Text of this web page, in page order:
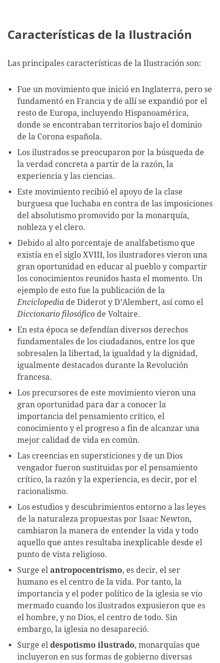
Características de la Ilustración
Las principales características de la Ilustración son:
Fue un movimiento que inició en Inglaterra, pero se
fundamentó en Francia y de allí se expandió por el
resto de Europa, incluyendo Hispanoamérica,
donde se encontraban territorios bajo el dominio
de la Corona española.
Los ilustrados se preocuparon por la búsqueda de
la verdad concreta a partir de la razón, la
experiencia y las ciencias.
Este movimiento recibió el apoyo de la clase
burguesa que luchaba en contra de las imposiciones
del absolutismo promovido por la monarquía,
nobleza y el clero.
Debido al alto porcentaje de analfabetismo que
existía en el siglo XVIII, los ilustradores vieron una
gran oportunidad en educar al pueblo y compartir
los conocimientos reunidos hasta el momento. Un
ejemplo de esto fue la publicación de la
Enciclopedia de Diderot y D’Alembert, así como el
Diccionario filosófico de Voltaire.
En esta época se defendían diversos derechos
fundamentales de los ciudadanos, entre los que
sobresalen la libertad, la igualdad y la dignidad,
igualmente destacados durante la Revolución
francesa.
Los precursores de este movimiento vieron una
gran oportunidad para dar a conocer la
importancia del pensamiento crítico, el
conocimiento y el progreso a fin de alcanzar una
mejor calidad de vida en común.
Las creencias en supersticiones y de un Dios
vengador fueron sustituidas por el pensamiento
crítico, la razón y la experiencia, es decir, por el
racionalismo.
Los estudios y descubrimientos entorno a las leyes
de la naturaleza propuestas por Isaac Newton,
cambiaron la manera de entender la vida y todo
aquello que antes resultaba inexplicable desde el
punto de vista religioso.
Surge el antropocentrismo, es decir, el ser
humano es el centro de la vida. Por tanto, la
importancia y el poder político de la iglesia se vio
mermado cuando los ilustrados expusieron que es
el hombre, y no Dios, el centro de todo. Sin
embargo, la iglesia no desapareció.
Surge el despotismo ilustrado, monarquías que
incluyeron en sus formas de gobierno diversas